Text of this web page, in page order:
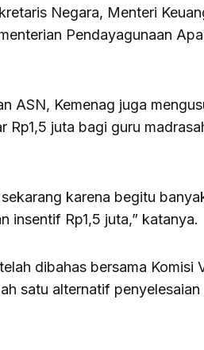
Negara, Menteri
Pendayagunaan
ASN, Kemenag juga
Rp1,5 juta bagi guru
karena begitu
insentif Rp1,5 juta,” katanya.
dibahas bersama Komisi
satu alternatif